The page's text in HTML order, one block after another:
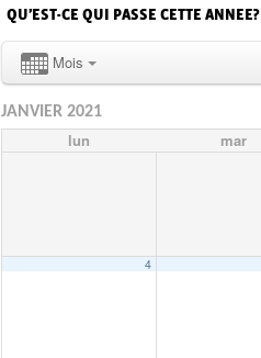
QU’EST-CE QUI PASSE CETTE ANNEE?
Mois
JANVIER 2021
lun mar
4